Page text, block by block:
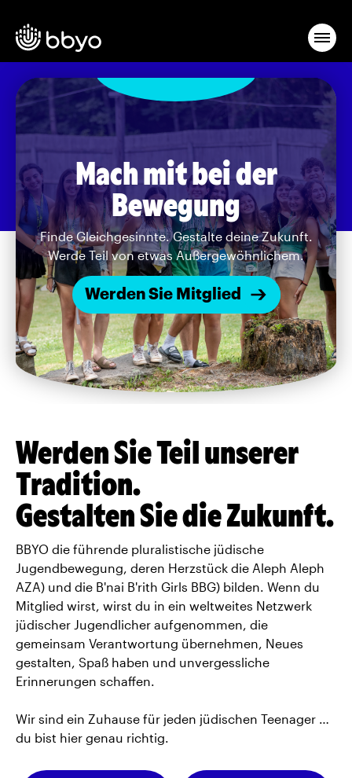
Mach mit bei der
Bewegung
Finde Gleichgesinnte. Gestalte deine Zukunft.
Werde Teil von etwas Außergewöhnlichem.
Werden Sie Mitglied
Werden Sie Teil unserer
Tradition.
Gestalten Sie die Zukunft.
BBYO die führende pluralistische jüdische
Jugendbewegung, deren Herzstück die Aleph Aleph
AZA) und die B'nai B'rith Girls BBG) bilden. Wenn du
Mitglied wirst, wirst du in ein weltweites Netzwerk
jüdischer Jugendlicher aufgenommen, die
gemeinsam Verantwortung übernehmen, Neues
gestalten, Spaß haben und unvergessliche
Erinnerungen schaffen.
Wir sind ein Zuhause für jeden jüdischen Teenager …
du bist hier genau richtig.